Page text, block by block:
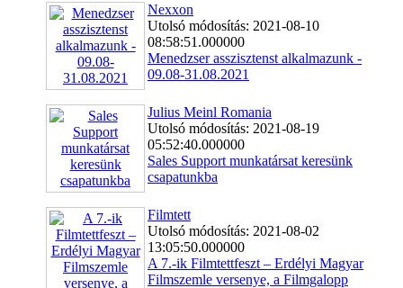
Nexxon
Utolsó módosítás: 2021-08-10
08:58:51.000000
Menedzser asszisztenst alkalmazunk -
09.08-31.08.2021
Julius Meinl Romania
Utolsó módosítás: 2021-08-19
05:52:40.000000
Sales Support munkatársat keresünk
csapatunkba
Filmtett
Utolsó módosítás: 2021-08-02
13:05:50.000000
A 7.-ik Filmtettfeszt – Erdélyi Magyar
Filmszemle versenye, a Filmgalopp